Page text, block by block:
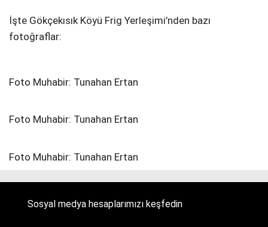
İşte Gökçekısık Köyü Frig Yerleşimi’nden bazı
fotoğraflar:
Foto Muhabir: Tunahan Ertan
Foto Muhabir: Tunahan Ertan
Foto Muhabir: Tunahan Ertan
Sosyal medya hesaplarımızı keşfedin